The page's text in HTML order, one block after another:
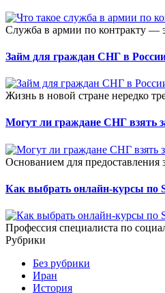
Служба в армии по контракту —
Займ для граждан СНГ в
Жизнь в новой стране нередко
Могут ли граждане СНГ взять
Основанием для
Как выбрать онлайн-курсы по
Профессия специалиста по
Рубрики
Без рубрики
Иран
История